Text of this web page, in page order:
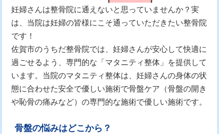
妊婦さんは整骨院に通えないと思っていませんか？実
は、当院は妊婦の皆様にこそ通っていただきたい整骨院
です！
佐賀市のうちだ整骨院では、妊婦さんが安心して快適に
過ごせるよう、専門的な「マタニティ整体」を提供して
います。当院のマタニティ整体は、妊婦さんの身体の状
態に合わせた安全で優しい施術で骨盤ケア（骨盤の開き
や恥骨の痛みなど）の専門的な施術で優しい施術です。
骨盤の悩みはどこから？